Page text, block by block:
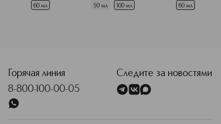
60 мл 50 мл 100 мл 60 мл
Горячая линия
8-800-100-00-05
Следите за новостями